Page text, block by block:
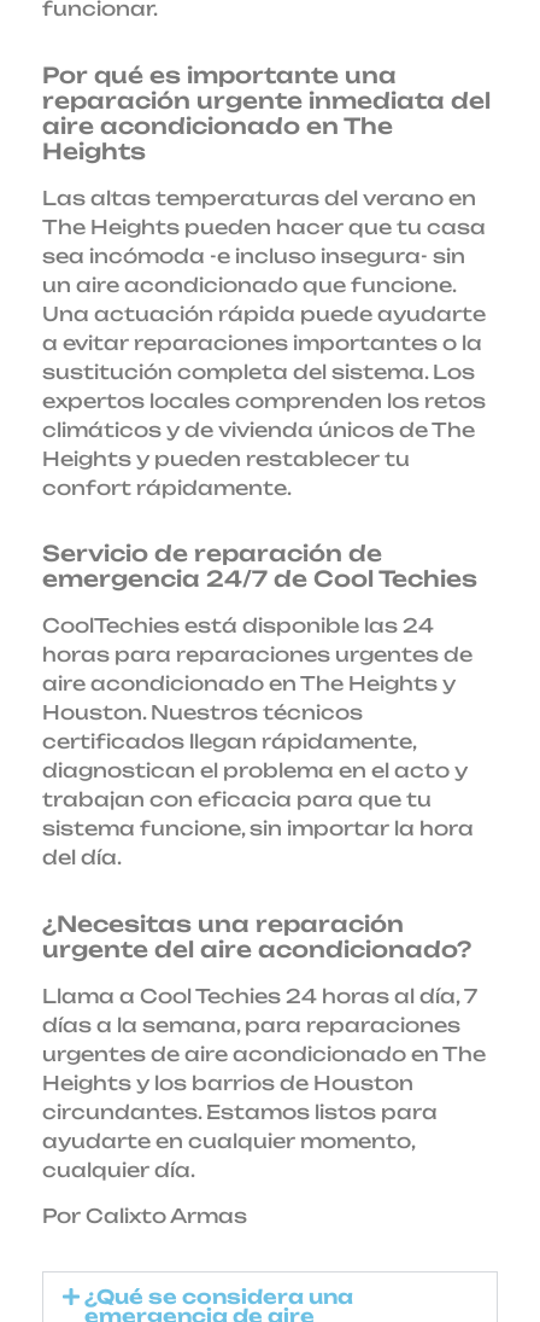
funcionar.
Por qué es importante una
reparación urgente inmediata del
aire acondicionado en The
Heights
Las altas temperaturas del verano en
The Heights pueden hacer que tu casa
sea incómoda -e incluso insegura- sin
un aire acondicionado que funcione.
Una actuación rápida puede ayudarte
a evitar reparaciones importantes o la
sustitución completa del sistema. Los
expertos locales comprenden los retos
climáticos y de vivienda únicos de The
Heights y pueden restablecer tu
confort rápidamente.
Servicio de reparación de
emergencia 24/7 de Cool Techies
CoolTechies está disponible las 24
horas para reparaciones urgentes de
aire acondicionado en The Heights y
Houston. Nuestros técnicos
certificados llegan rápidamente,
diagnostican el problema en el acto y
trabajan con eficacia para que tu
sistema funcione, sin importar la hora
del día.
¿Necesitas una reparación
urgente del aire acondicionado?
Llama a Cool Techies 24 horas al día, 7
días a la semana, para reparaciones
urgentes de aire acondicionado en The
Heights y los barrios de Houston
circundantes. Estamos listos para
ayudarte en cualquier momento,
cualquier día.
Por Calixto Armas
¿Qué se considera una
emergencia de aire